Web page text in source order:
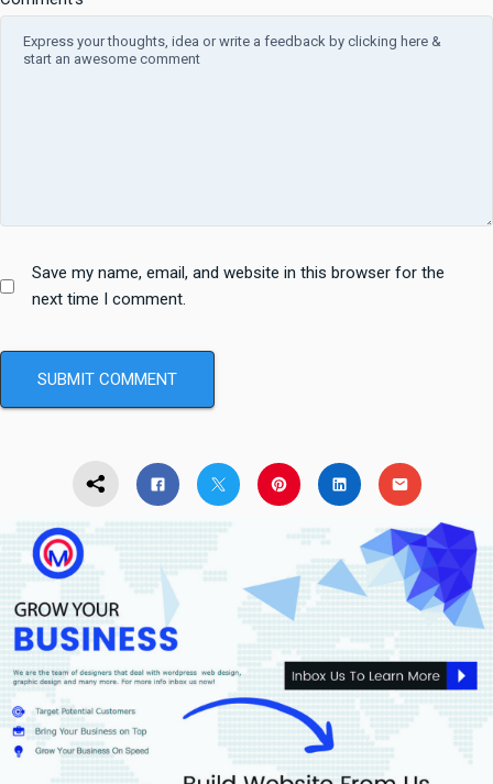
Save my name, email, and website in this browser for the
next time I comment.